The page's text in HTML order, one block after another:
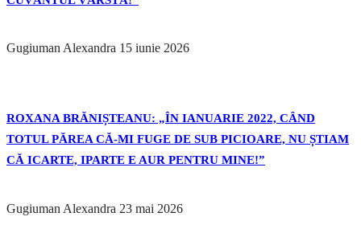
Gugiuman Alexandra 15 iunie 2026
ROXANA BRĂNIȘTEANU: „ÎN IANUARIE 2022, CÂND
TOTUL PĂREA CĂ-MI FUGE DE SUB PICIOARE, NU ȘTIAM
CĂ ICARTE, IPARTE E AUR PENTRU MINE!”
Gugiuman Alexandra 23 mai 2026